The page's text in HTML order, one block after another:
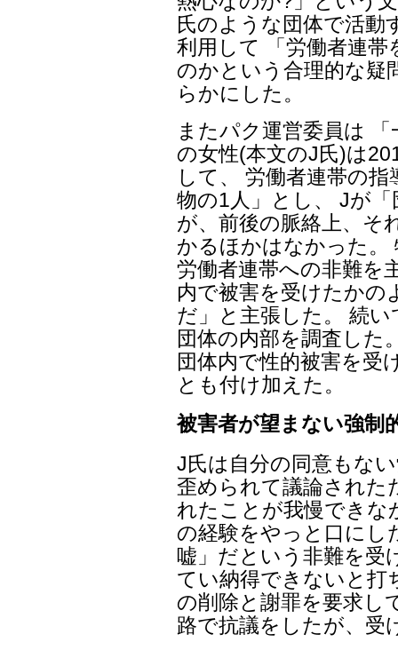
氏のような団体で活動
利用して 「労働者連
のかという合理的な疑
らかにした。
またパク運営委員は
の女性(本文のJ氏)は
して、 労働者連帯の
物の1人」とし、 Jが
が、前後の脈絡上、そ
かるほかはなかった。
労働者連帯への非難を
内で被害を受けたかの
だ」と主張した。 続
団体の内部を調査した
団体内で性的被害を受
とも付け加えた。
被害者が望まない強制
J氏は自分の同意もな
歪められて議論された
れたことが我慢できな
の経験をやっと口にし
嘘」だという非難を受
てい納得できないと打
の削除と謝罪を要求し
路で抗議をしたが、受